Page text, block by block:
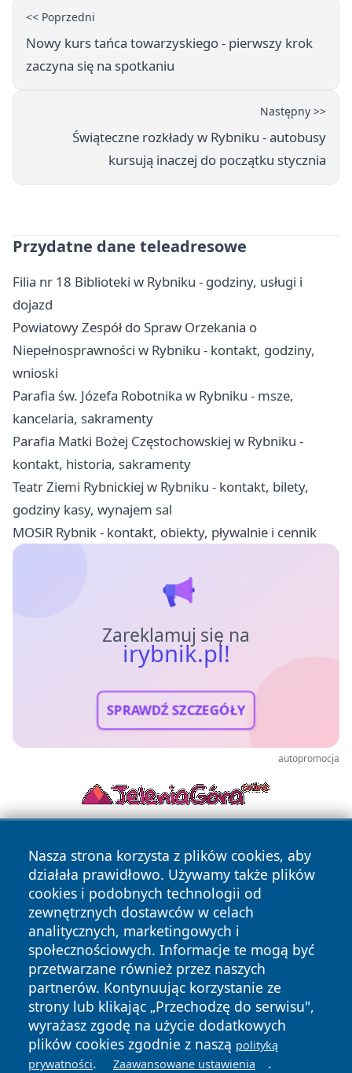
<< Poprzedni
Nowy kurs tańca towarzyskiego - pierwszy krok
zaczyna się na spotkaniu
Następny >>
Świąteczne rozkłady w Rybniku - autobusy
kursują inaczej do początku stycznia
Przydatne dane teleadresowe
Filia nr 18 Biblioteki w Rybniku - godziny, usługi i
dojazd
Powiatowy Zespół do Spraw Orzekania o
Niepełnosprawności w Rybniku - kontakt, godziny,
wnioski
Parafia św. Józefa Robotnika w Rybniku - msze,
kancelaria, sakramenty
Parafia Matki Bożej Częstochowskiej w Rybniku -
kontakt, historia, sakramenty
Teatr Ziemi Rybnickiej w Rybniku - kontakt, bilety,
godziny kasy, wynajem sal
MOSiR Rybnik - kontakt, obiekty, pływalnie i cennik
Zareklamuj się na
irybnik.pl!
SPRAWDŹ SZCZEGÓŁY
autopromocja
Nasza strona korzysta z plików cookies, aby
działała prawidłowo. Używamy także plików
cookies i podobnych technologii od
zewnętrznych dostawców w celach
analitycznych, marketingowych i
społecznościowych. Informacje te mogą być
przetwarzane również przez naszych
partnerów. Kontynuując korzystanie ze
strony lub klikając „Przechodzę do serwisu",
wyrażasz zgodę na użycie dodatkowych
plików cookies zgodnie z naszą polityką
prywatności. Zaawansowane ustawienia .
Copyright © 2026 irybnik.pl Wszystkie prawa zastrzeżone.
News Autorzy
Polityka
Prywatności
Polityka
Cookies